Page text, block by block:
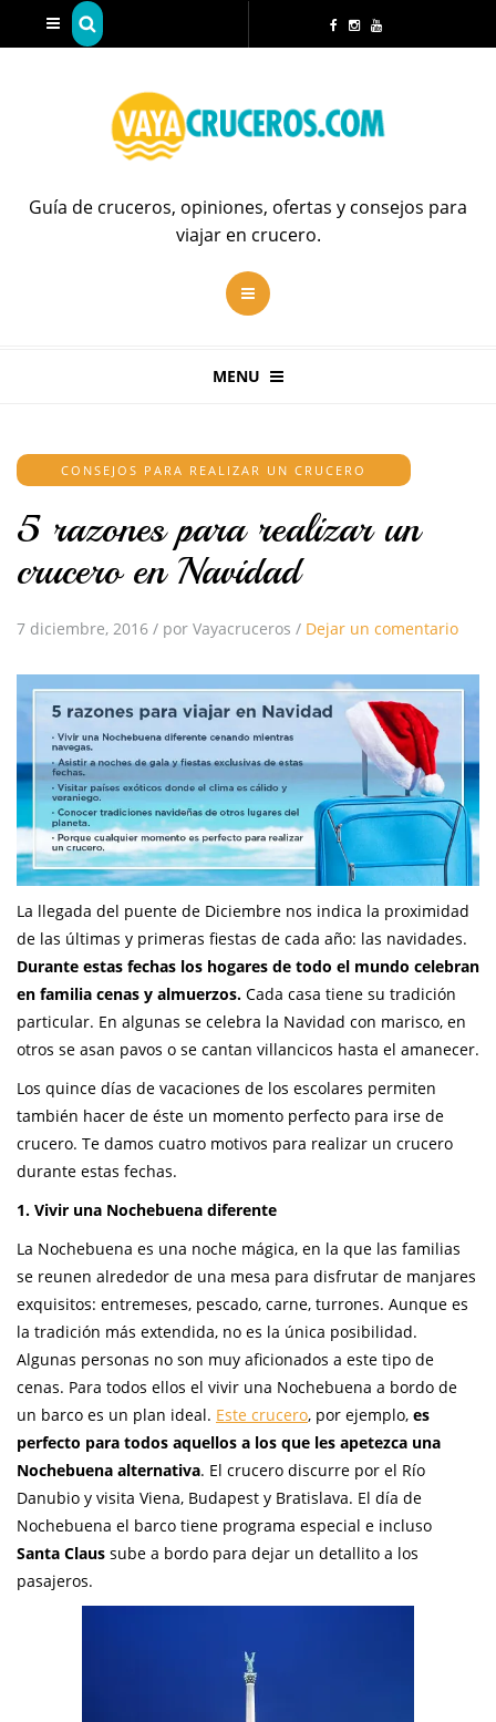
Guía de cruceros, opiniones, ofertas y consejos para
viajar en crucero.
MENU
CONSEJOS PARA REALIZAR UN CRUCERO
5 razones para realizar un
crucero en Navidad
7 diciembre, 2016 / por Vayacruceros / Dejar un comentario
La llegada del puente de Diciembre nos indica la proximidad
de las últimas y primeras fiestas de cada año: las navidades.
Durante estas fechas los hogares de todo el mundo celebran
en familia cenas y almuerzos. Cada casa tiene su tradición
particular. En algunas se celebra la Navidad con marisco, en
otros se asan pavos o se cantan villancicos hasta el amanecer.
Los quince días de vacaciones de los escolares permiten
también hacer de éste un momento perfecto para irse de
crucero. Te damos cuatro motivos para realizar un crucero
durante estas fechas.
1. Vivir una Nochebuena diferente
La Nochebuena es una noche mágica, en la que las familias
se reunen alrededor de una mesa para disfrutar de manjares
exquisitos: entremeses, pescado, carne, turrones. Aunque es
la tradición más extendida, no es la única posibilidad.
Algunas personas no son muy aficionados a este tipo de
cenas. Para todos ellos el vivir una Nochebuena a bordo de
un barco es un plan ideal. Este crucero, por ejemplo, es
perfecto para todos aquellos a los que les apetezca una
Nochebuena alternativa. El crucero discurre por el Río
Danubio y visita Viena, Budapest y Bratislava. El día de
Nochebuena el barco tiene programa especial e incluso
Santa Claus sube a bordo para dejar un detallito a los
pasajeros.